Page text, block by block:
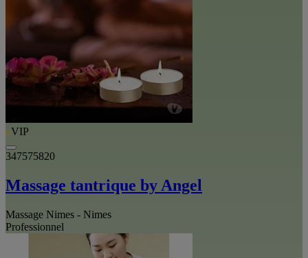
VIP
347575820
Massage tantrique by Angel
Massage Nimes - Nimes
Professionnel